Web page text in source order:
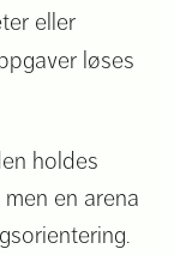
eller
løses
holdes
en arena